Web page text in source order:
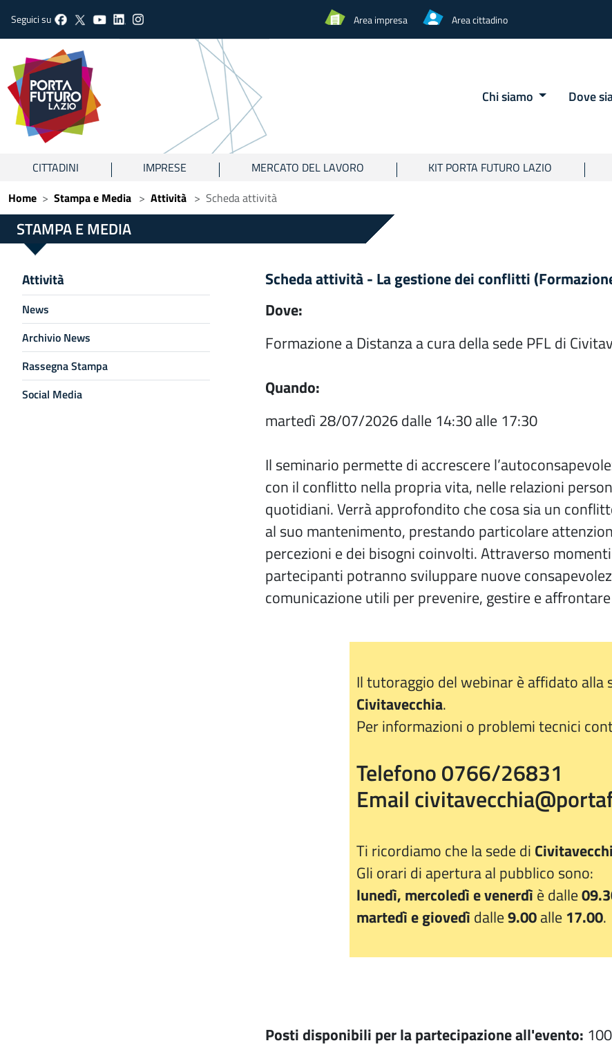
Seguici su Area impresa Area cittadino
Chi siamo Dove
CITTADINI IMPRESE MERCATO DEL LAVORO KIT PORTA FUTURO LAZIO
Home Stampa e Media Attività Scheda attività
STAMPA E MEDIA
Attività
News
Archivio News
Rassegna Stampa
Social Media
Scheda attività - La gestione dei conflitti
Dove:
Formazione a Distanza a cura della sede PFL di
Quando:
martedì 28/07/2026 dalle 14:30 alle 17:30
Il seminario permette di accrescere
con il conflitto nella propria vita, nelle relazioni
quotidiani. Verrà approfondito che cosa sia un
al suo mantenimento, prestando particolare
percezioni e dei bisogni coinvolti. Attraverso
partecipanti potranno sviluppare nuove
comunicazione utili per prevenire, gestire e
Il tutoraggio del webinar è affidato alla
Civitavecchia.
Per informazioni o problemi tecnici
Telefono 0766/26831
Email
Ti ricordiamo che la sede di
Gli orari di apertura al pubblico sono:
lunedì, mercoledì e venerdì è dalle
martedì e giovedì dalle9.00alle 17.00.
Posti disponibili per la partecipazione all'evento: 100